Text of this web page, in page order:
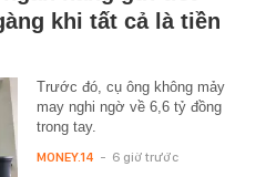
khi tất cả là tiền
Trước đó, cụ ông không mảy
may nghi ngờ về 6,6 tỷ đồng
trong tay.
MONEY.14 - 6 giờ trước